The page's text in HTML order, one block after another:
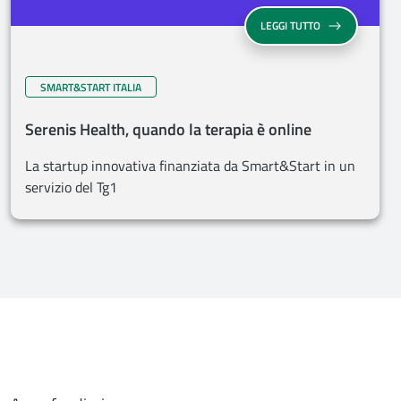
LEGGI TUTTO
SMART&START ITALIA
Serenis Health, quando la terapia è online
La startup innovativa finanziata da Smart&Start in un
servizio del Tg1